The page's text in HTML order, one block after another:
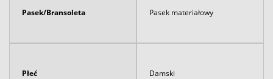
Pasek/Bransoleta Pasek materiałowy
Płeć Damski